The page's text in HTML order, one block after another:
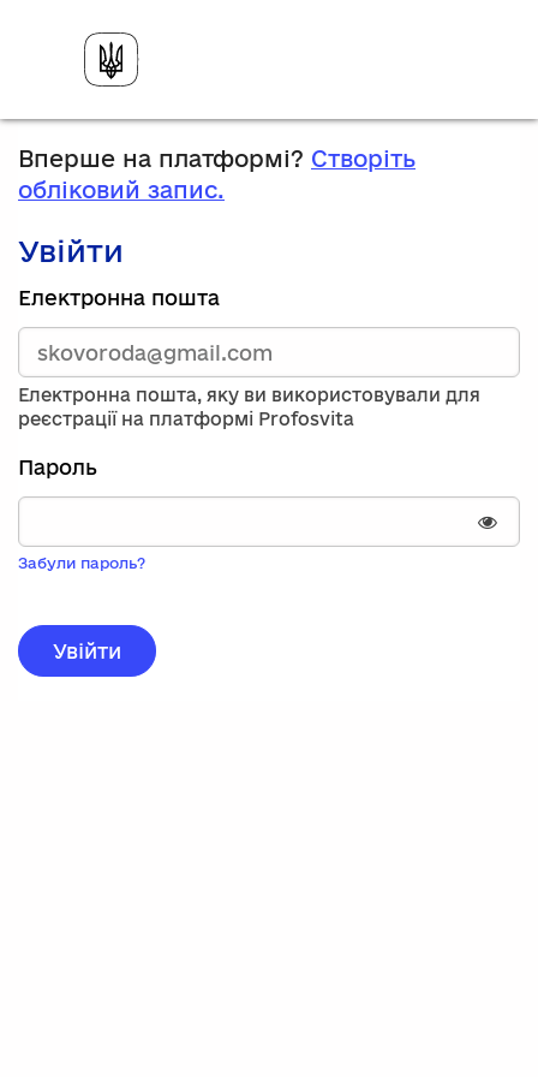
Вперше на платформі? Створіть
обліковий запис.
Увійти
Зареєструйтесь,
використавши
електронну
адресу
та
пароль.
Якщо
вас
немає
запису,
натисніть
реєстрації.
Електронна пошта
Електронна пошта, яку ви використовували для
реєстрації на платформі Profosvita
Пароль
Забули пароль?
Увійти